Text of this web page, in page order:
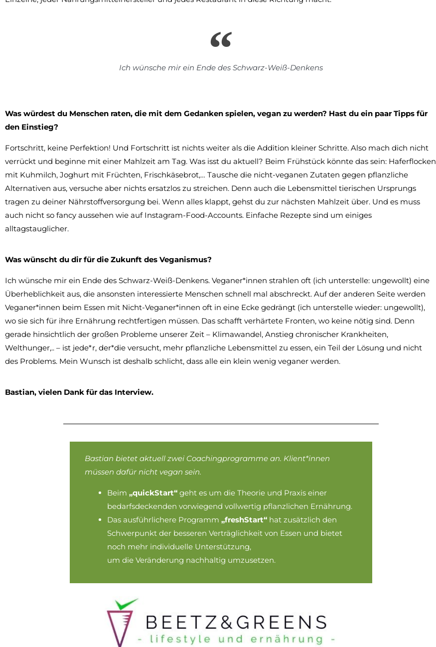
Ich wünsche mir ein Ende des Schwarz-Weiß-Denkens
Was würdest du Menschen raten, die mit dem Gedanken spielen, vegan zu werden? Hast du ein paar Tipps für
den Einstieg?
Fortschritt, keine Perfektion! Und Fortschritt ist nichts weiter als die Addition kleiner Schritte. Also mach dich nicht
verrückt und beginne mit einer Mahlzeit am Tag. Was isst du aktuell? Beim Frühstück könnte das sein: Haferflocken
mit Kuhmilch, Joghurt mit Früchten, Frischkäsebrot,… Tausche die nicht-veganen Zutaten gegen pflanzliche
Alternativen aus, versuche aber nichts ersatzlos zu streichen. Denn auch die Lebensmittel tierischen Ursprungs
tragen zu deiner Nährstoffversorgung bei. Wenn alles klappt, gehst du zur nächsten Mahlzeit über. Und es muss
auch nicht so fancy aussehen wie auf Instagram-Food-Accounts. Einfache Rezepte sind um einiges
alltagstauglicher.
Was wünscht du dir für die Zukunft des Veganismus?
Ich wünsche mir ein Ende des Schwarz-Weiß-Denkens. Veganer*innen strahlen oft (ich unterstelle: ungewollt) eine
Überheblichkeit aus, die ansonsten interessierte Menschen schnell mal abschreckt. Auf der anderen Seite werden
Veganer*innen beim Essen mit Nicht-Veganer*innen oft in eine Ecke gedrängt (ich unterstelle wieder: ungewollt),
wo sie sich für ihre Ernährung rechtfertigen müssen. Das schafft verhärtete Fronten, wo keine nötig sind. Denn
gerade hinsichtlich der großen Probleme unserer Zeit – Klimawandel, Anstieg chronischer Krankheiten,
Welthunger,.. – ist jede*r, der*die versucht, mehr pflanzliche Lebensmittel zu essen, ein Teil der Lösung und nicht
des Problems. Mein Wunsch ist deshalb schlicht, dass alle ein klein wenig veganer werden.
Bastian, vielen Dank für das Interview.
Bastian bietet aktuell zwei Coachingprogramme an. Klient*innen
müssen dafür nicht vegan sein.
Beim „quickStart“ geht es um die Theorie und Praxis einer
bedarfsdeckenden vorwiegend vollwertig pflanzlichen Ernährung.
Das ausführlichere Programm „freshStart“ hat zusätzlich den
Schwerpunkt der besseren Verträglichkeit von Essen und bietet
noch mehr individuelle Unterstützung,
um die Veränderung nachhaltig umzusetzen.